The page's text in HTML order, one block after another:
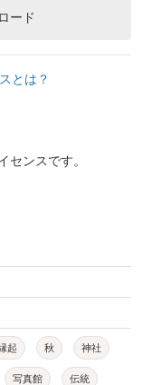
ード
とは？
センスです。
起 秋 神社
写真館 伝統